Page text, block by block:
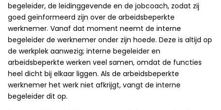
begeleider, de leidinggevende en de jobcoach, zodat zij
goed geïnformeerd zijn over de arbeidsbeperkte
werknemer. Vanaf dat moment neemt de interne
begeleider de werknemer onder zijn hoede. Deze is altijd op
de werkplek aanwezig; interne begeleider en
arbeidsbeperkte werken veel samen, omdat de functies
heel dicht bij elkaar liggen. Als de arbeidsbeperkte
werknemer het werk niet afkrijgt, vangt de interne
begeleider dit op.